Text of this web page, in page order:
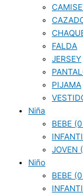
FALDA
JERSEY
PIJAMA
Niña
BEBE
JOVEN
Niño
BEBE